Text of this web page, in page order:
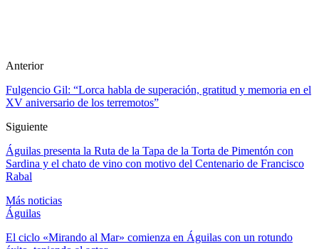
Anterior
Fulgencio Gil: “Lorca habla de superación, gratitud y memoria en el
XV aniversario de los terremotos”
Siguiente
Águilas presenta la Ruta de la Tapa de la Torta de Pimentón con
Sardina y el chato de vino con motivo del Centenario de Francisco
Rabal
Más noticias
Águilas
El ciclo «Mirando al Mar» comienza en Águilas con un rotundo